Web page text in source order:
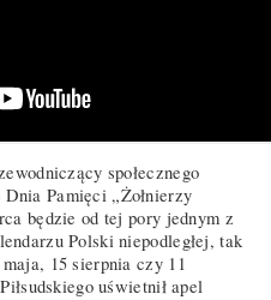
społecznego
Pamięci „Żołnierzy
będzie od tej pory jednym z
Polski niepodległej, tak
15 sierpnia czy 11
uświetnił apel